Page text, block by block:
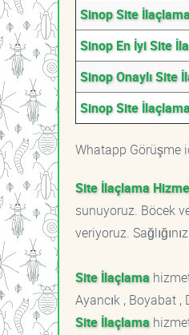
Sinop Site
Sinop En İyi Site
Sinop Onaylı Site
Sinop Site
Whatapp Görüşme
Site İlaçlama
sunuyoruz. Böcek
veriyoruz.
Site İlaçlama
Ayancık , Boyabat ,
Site İlaçlama